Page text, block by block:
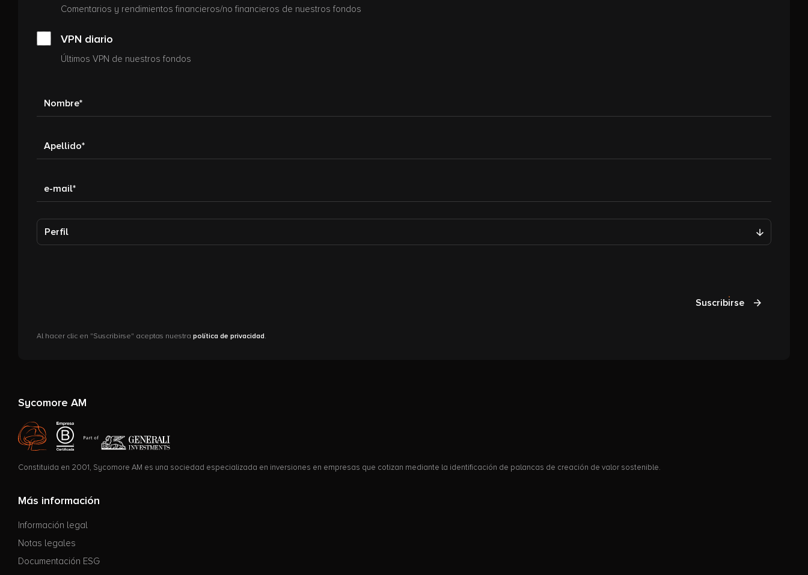
Comentarios y rendimientos financieros/no financieros de nuestros fondos
VPN diario
Últimos VPN de nuestros fondos
Perfil
Al hacer clic en "Suscribirse" aceptas nuestra política de privacidad.
Suscribirse
Sycomore AM
Constituida en 2001, Sycomore AM es una sociedad especializada en inversiones en empresas que cotizan mediante la identificación de palancas de creación de valor sostenible.
Más información
Información legal
Notas legales
Documentación ESG